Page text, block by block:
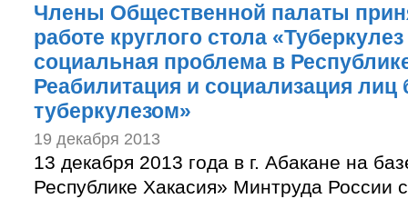
Члены Общественной палаты
работе круглого стола
социальная проблема в
Реабилитация и социализация
туберкулезом»
19 декабря 2013
13 декабря 2013 года в г. Абакане на
Республике Хакасия» Минтруда России